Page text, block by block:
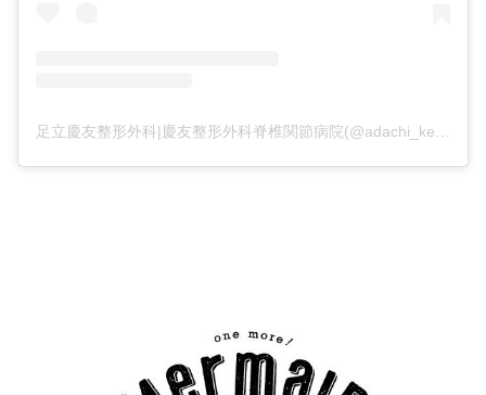
足立慶友整形外科|慶友整形外科脊椎関節病院(@adachi_keiyu)がシェアした投稿